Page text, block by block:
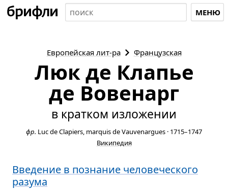
МЕНЮ
Европейская лит-ра Французская
Люк де Клапье
де Вовенарг
в кратком изложении
фр. Luc de Clapiers, marquis de Vauvenargues · 1715–1747
Википедия
Введение в познание человеческого
разума